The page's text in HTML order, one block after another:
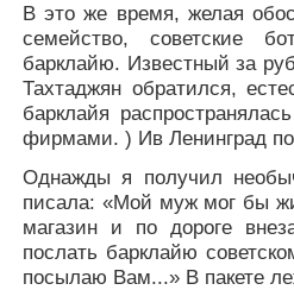
В это же время, желая
семейство, советские
барклайю. Известный за
Тахтаджян обратился,
барклайя
фирмами. ) Ив Ленинград
Однажды я получил
писала: «Мой муж мог бы
магазин и по дороге
послать барклайю
посылаю Вам...» В пакете